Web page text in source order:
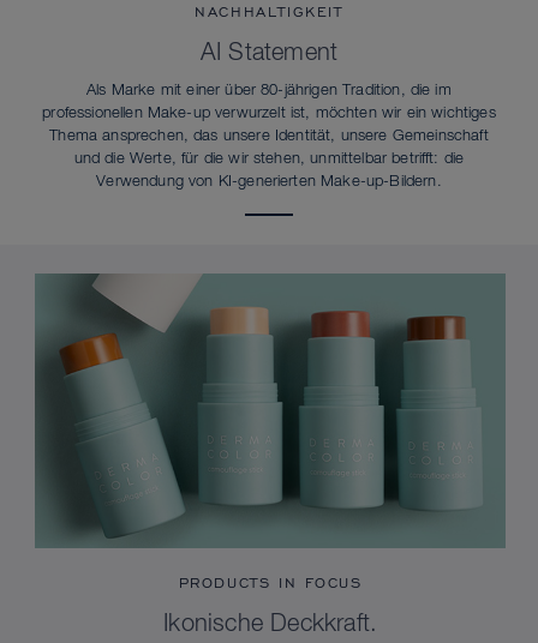
NACHHALTIGKEIT
AI Statement
Als Marke mit einer über 80-jährigen Tradition, die im
professionellen Make-up verwurzelt ist, möchten wir ein wichtiges
Thema ansprechen, das unsere Identität, unsere Gemeinschaft
und die Werte, für die wir stehen, unmittelbar betrifft: die
Verwendung von KI-generierten Make-up-Bildern.
PRODUCTS IN FOCUS
Ikonische Deckkraft.